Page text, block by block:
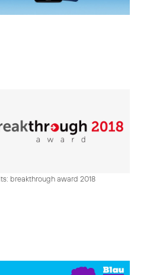
breakthrough award 2018